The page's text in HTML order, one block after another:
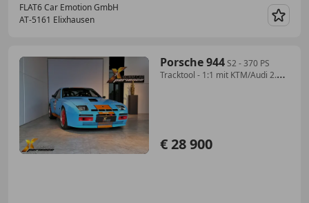
FLAT6 Car Emotion GmbH
AT-5161 Elixhausen
Porsche 944S2 - 370 PS
Tracktool - 1:1 mit KTM/Audi 2.0
€ 28 900